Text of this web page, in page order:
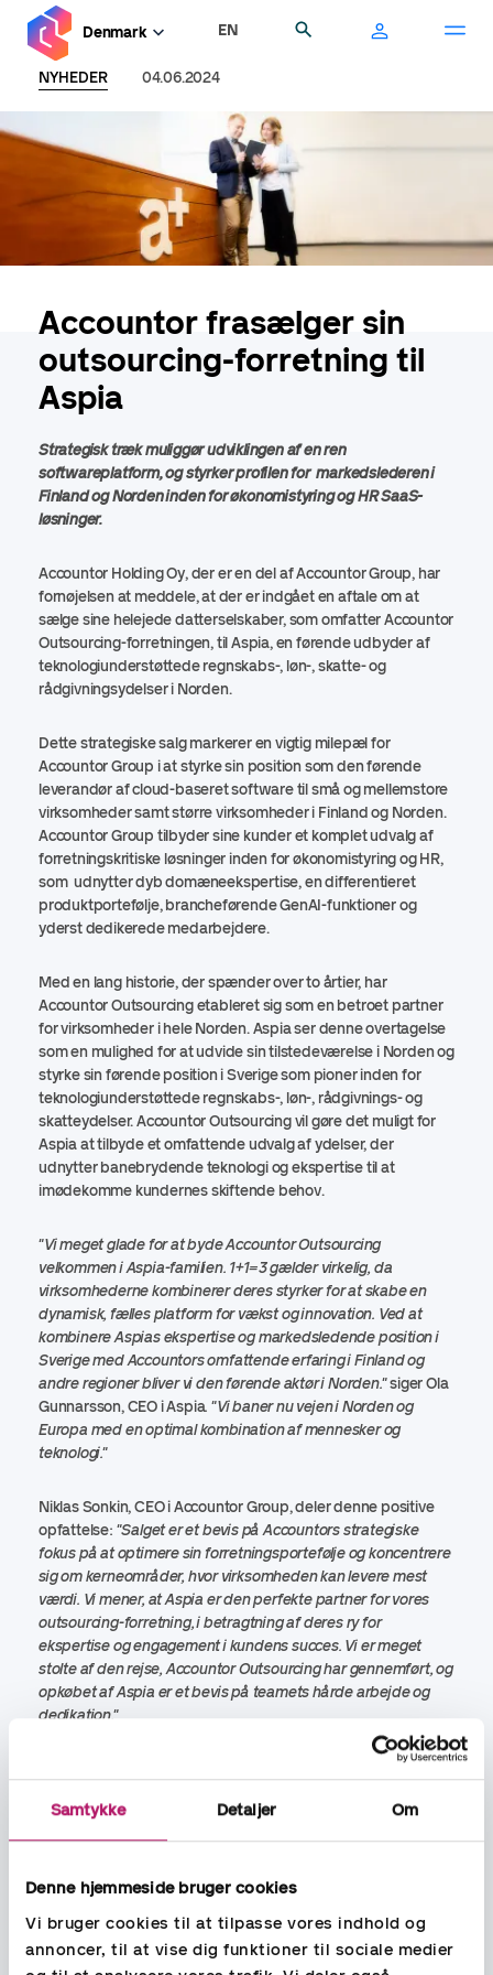
Samtykke Detaljer Om
Denne hjemmeside bruger cookies
Vi bruger cookies til at tilpasse vores indhold og
annoncer, til at vise dig funktioner til sociale medier
hovedindhold
Denmark EN
NYHEDER 04.06.2024
Accountor frasælger sin
outsourcing-forretning til
Aspia
Strategisk træk muliggør udviklingen af en ren
softwareplatform, og styrker profilen for markedslederen i
Finland og Norden inden for økonomistyring og HR SaaS-
løsninger.
Accountor Holding Oy, der er en del af Accountor Group, har
fornøjelsen at meddele, at der er indgået en aftale om at
sælge sine helejede datterselskaber, som omfatter Accountor
Outsourcing-forretningen, til Aspia, en førende udbyder af
teknologiunderstøttede regnskabs-, løn-, skatte- og
rådgivningsydelser i Norden.
Dette strategiske salg markerer en vigtig milepæl for
Accountor Group i at styrke sin position som den førende
leverandør af cloud-baseret software til små og mellemstore
virksomheder samt større virksomheder i Finland og Norden.
Accountor Group tilbyder sine kunder et komplet udvalg af
forretningskritiske løsninger inden for økonomistyring og HR,
som udnytter dyb domæneekspertise, en differentieret
produktportefølje, brancheførende GenAI-funktioner og
yderst dedikerede medarbejdere.
Med en lang historie, der spænder over to årtier, har
Accountor Outsourcing etableret sig som en betroet partner
for virksomheder i hele Norden. Aspia ser denne overtagelse
som en mulighed for at udvide sin tilstedeværelse i Norden og
styrke sin førende position i Sverige som pioner inden for
teknologiunderstøttede regnskabs-, løn-, rådgivnings- og
skatteydelser. Accountor Outsourcing vil gøre det muligt for
Aspia at tilbyde et omfattende udvalg af ydelser, der
udnytter banebrydende teknologi og ekspertise til at
imødekomme kundernes skiftende behov.
"Vi meget glade for at byde Accountor Outsourcing
velkommen i Aspia-familien. 1+1=3 gælder virkelig, da
virksomhederne kombinerer deres styrker for at skabe en
dynamisk, fælles platform for vækst og innovation. Ved at
kombinere Aspias ekspertise og markedsledende position i
Sverige med Accountors omfattende erfaring i Finland og
andre regioner bliver vi den førende aktør i Norden."siger Ola
Gunnarsson, CEO i Aspia. "Vi baner nu vejen i Norden og
Europa med en optimal kombination af mennesker og
teknologi."
Niklas Sonkin, CEO i Accountor Group, deler denne positive
opfattelse: "Salget er et bevis på Accountors strategiske
fokus på at optimere sin forretningsportefølje og koncentrere
sig om kerneområder, hvor virksomheden kan levere mest
værdi. Vi mener, at Aspia er den perfekte partner for vores
outsourcing-forretning, i betragtning af deres ry for
ekspertise og engagement i kundens succes. Vi er meget
stolte af den rejse, Accountor Outsourcing har gennemført, og
opkøbet af Aspia er et bevis på teamets hårde arbejde og
dedikation."
Transaktionen er underlagt visse betingelser og forventes
Yderligere oplysninger: